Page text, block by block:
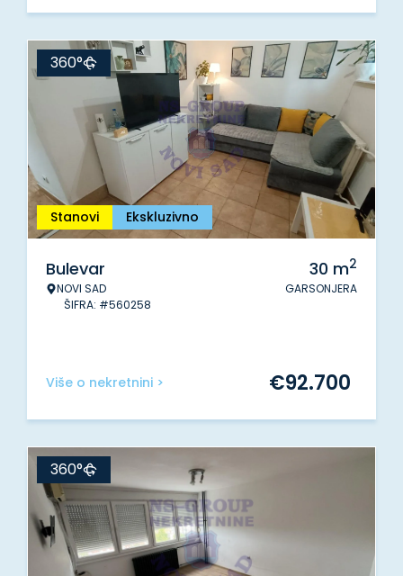
Stanovi Ekskluzivno
360°
Bulevar
NOVI SAD
ŠIFRA: #560258
30 m2
GARSONJERA
Više o nekretnini > €92.700
360°